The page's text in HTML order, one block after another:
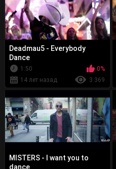
Deadmau5 - Everybody
Dance
1:50
0%
14 лет назад
3 369
MISTERS - I want you to
dance